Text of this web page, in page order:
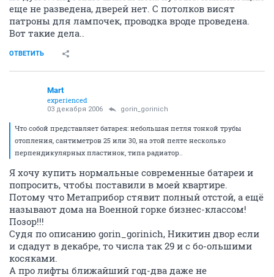
еще не разведена, дверей нет. С потолков висят
патроны для лампочек, проводка вроде проведена.
Вот такие дела..
ОТВЕТИТЬ
Mart
experienced
03 декабря 2006 gorin_gorinich
Что собой представляет батарея: небольшая петля тонкой трубы
отопления, сантиметров 25 или 30, на этой пелте несколько
перпендикулярных пластинок, типа радиатор..
Я хочу купить нормальные современные батареи и
попросить, чтобы поставили в моей квартире.
Потому что Метаприбор стявит полный отстой, а ещё
называют дома на Военной горке бизнес-классом!
Позор!!!
Судя по описанию gorin_gorinich, Никитин двор если
и сдадут в декабре, то числа так 29 и с бо-ольшими
косяками.
А про лифты ближайший год-два даже не